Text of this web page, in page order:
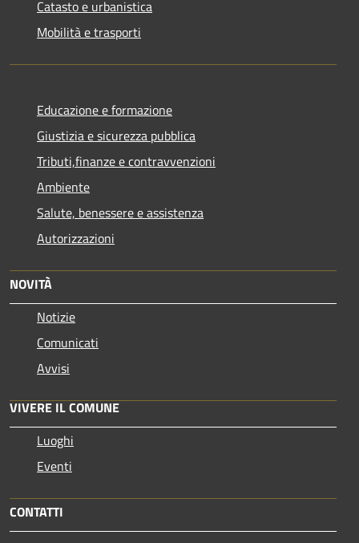
Catasto e urbanistica
Mobilità e trasporti
Educazione e formazione
Giustizia e sicurezza pubblica
Tributi,finanze e contravvenzioni
Ambiente
Salute, benessere e assistenza
Autorizzazioni
NOVITÀ
Notizie
Comunicati
Avvisi
VIVERE IL COMUNE
Luoghi
Eventi
CONTATTI